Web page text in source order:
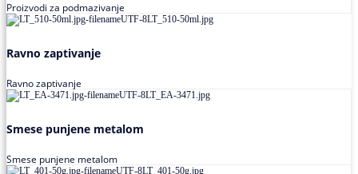
Proizvodi za podmazivanje
Ravno zaptivanje
Ravno zaptivanje
Smese punjene metalom
Smese punjene metalom